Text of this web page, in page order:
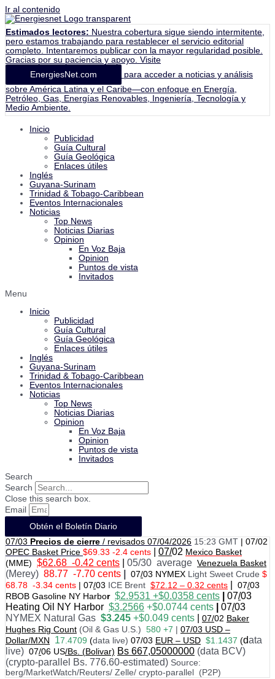
Ir al contenido
Estimados lectores: Nuestra cobertura sigue siendo intermitente,
pero estamos trabajando para restablecer el servicio editorial
completo. Intentaremos publicar con la mayor regularidad posible.
Gracias por su paciencia y apoyo. Visite
EnergiesNet.com
para acceder a noticias y análisis
sobre América Latina y el Caribe—con enfoque en Energía,
Petróleo, Gas, Energías Renovables, Ingeniería, Tecnología y
Medio Ambiente.
Inicio
Publicidad
Guía Cultural
Guía Geológica
Enlaces útiles
Inglés
Guyana-Surinam
Trinidad & Tobago-Caribbean
Eventos Internacionales
Noticias
Top News
Noticias Diarias
Opinion
En Voz Baja
Opinion
Puntos de vista
Invitados
Menu
Inicio
Publicidad
Guía Cultural
Guía Geológica
Enlaces útiles
Inglés
Guyana-Surinam
Trinidad & Tobago-Caribbean
Eventos Internacionales
Noticias
Top News
Noticias Diarias
Opinion
En Voz Baja
Opinion
Puntos de vista
Invitados
Search
Search
Close this search box.
Email
Obtén el Boletín Diario
07/03 Precios de cierre / revisados 07/04/2026 15:23 GMT | 07/02
OPEC Basket Price $69.33 -2.4 cents 07/02 Mexico Basket
(MME) $62.68 -0.42 cents 05/30 average Venezuela Basket
(Merey) 88.77 -7.70 cents 07/03 NYMEX Light Sweet Crude $
68.78 -3.34 cents | 07/03 ICE Brent $72.12 – 0.32 cents 07/03
RBOB Gasoline NY Harbor $2.9531 +$0.0358 cents 07/03
Heating Oil NY Harbor $3.2566 +$0.0744 cents 07/03
NYMEX Natural Gas $3.245 +$0.049 cents 07/02 Baker
Hughes Rig Count (Oil & Gas U.S.) 580 +7 | 07/03 USD –
Dollar/MXN
17.4709 (data live) 07/03 EUR – USD $1.1437 (data
live) 07/06 US/Bs. (Bolivar) Bs 667,05000000 (data BCV)
(crypto-parallel Bs. 776.60-estimated) Source:
berg/MarketWatch/Reuters/ Zelle/ crypto-parallel (P2P)